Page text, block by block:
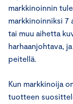
markkinoinnin
markkinoinniksi 7
tai muu aihetta
harhaanjohtava,
peitellä.
Kun markkinoija
tuotteen